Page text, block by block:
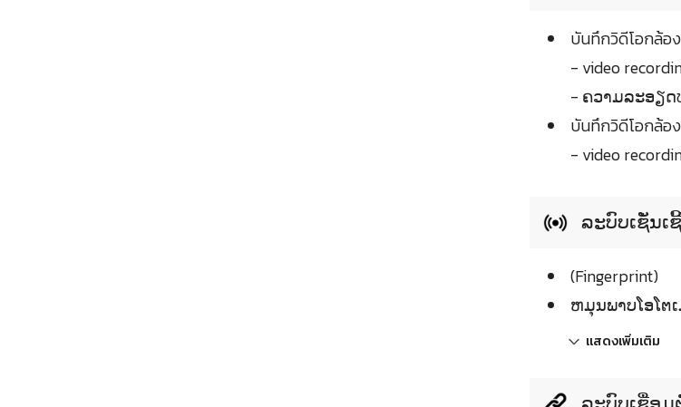
บันทึกวิดีโอกล้อ
- video
- ຄວາມລະອຽດ
บันทึกวิดีโอกล้อ
- video
ລະບົບເຊັ່ນເ
(Fingerprint)
ຫມຸນພາບໂອໂຕ
แสดงเพิ่มเติม